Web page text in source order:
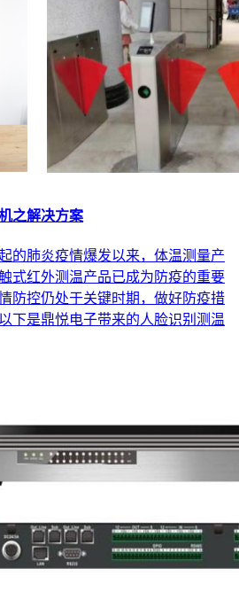
之解决方案
的肺炎疫情爆发以来，体温测量产
式红外测温产品已成为防疫的重要
防控仍处于关键时期，做好防疫措
下是鼎悦电子带来的人脸识别测温